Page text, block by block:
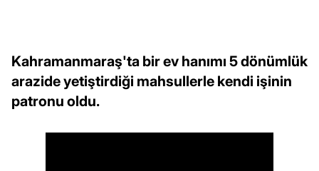
Kahramanmaraş'ta bir ev hanımı 5 dönümlük
arazide yetiştirdiği mahsullerle kendi işinin
patronu oldu.